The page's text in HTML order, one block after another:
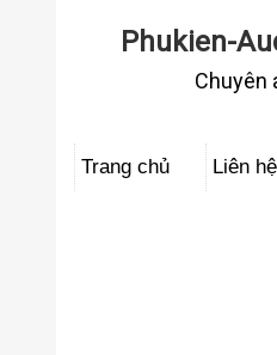
Phukien-
Chuyên
Trang chủ Liên hệ